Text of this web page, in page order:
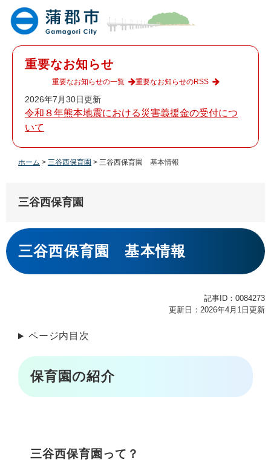
重要なお知らせ
2026年7月30日更新
令和８年熊本地震における災害義援金の受付につ
いて
重要なお知らせの一覧 重要なお知らせのRSS
ホーム > 三谷西保育園 > 三谷西保育園 基本情報
三谷西保育園
本
文
三谷西保育園 基本情報
記事ID：0084273
更新日：2026年4月1日更新
ページ内目次
保育園の紹介
三谷西保育園って？